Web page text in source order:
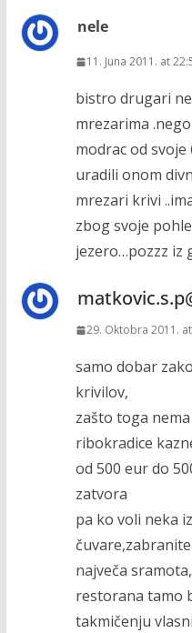
nele
11. Juna 2011. at
bistro drugari
mrezarima
modrac od
uradili onom
mrezari krivi
zbog svoje
jezero…pozzz iz
29. Oktobra 2011.
samo dobar
krivilov,
zašto toga
ribokradice
od 500 eur do
zatvora
pa ko voli neka
največa
restorana tamo
takmičenju